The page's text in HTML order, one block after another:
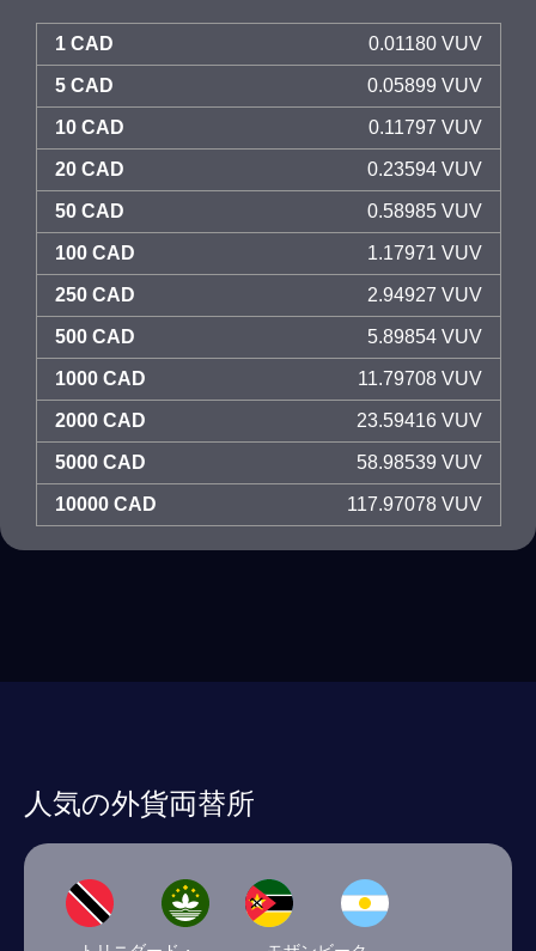
1 CAD 0.01180 VUV
5 CAD 0.05899 VUV
10 CAD 0.11797 VUV
20 CAD 0.23594 VUV
50 CAD 0.58985 VUV
100 CAD 1.17971 VUV
250 CAD 2.94927 VUV
500 CAD 5.89854 VUV
1000 CAD 11.79708 VUV
2000 CAD 23.59416 VUV
5000 CAD 58.98539 VUV
10000 CAD 117.97078 VUV
人気の外貨両替所